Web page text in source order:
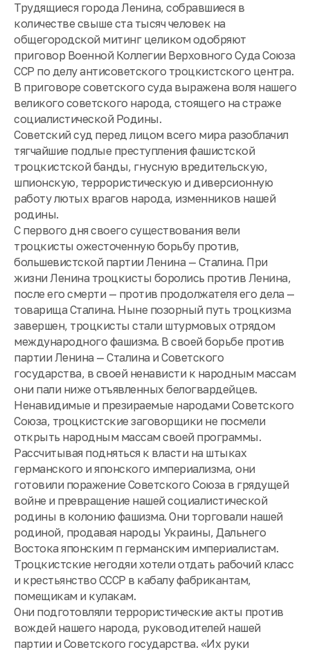
Трудящиеся города Ленина, собравшиеся в
количестве свыше ста тысяч человек на
общегородской митинг целиком одобряют
приговор Военной Коллегии Верховного Суда Союза
ССР по делу антисоветского троцкистского центра.
В приговоре советского суда выражена воля нашего
великого советского народа, стоящего на страже
социалистической Родины.
Советский суд перед лицом всего мира разоблачил
тягчайшие подлые преступления фашистской
троцкистской банды, гнусную вредительскую,
шпионскую, террористическую и диверсионную
работу лютых врагов народа, изменников нашей
родины.
С первого дня своего существования вели
троцкисты ожесточенную борьбу против,
большевистской партии Ленина — Сталина. При
жизни Ленина троцкисты боролись против Ленина,
после его смерти — против продолжателя его дела —
товарища Сталина. Ныне позорный путь троцкизма
завершен, троцкисты стали штурмовых отрядом
международного фашизма. В своей борьбе против
партии Ленина — Сталина и Советского
государства, в своей ненависти к народным массам
они пали ниже отъявленных белогвардейцев.
Ненавидимые и презираемые народами Советского
Союза, троцкистские заговорщики не посмели
открыть народным массам своей программы.
Рассчитывая подняться к власти на штыках
германского и японского империализма, они
готовили поражение Советского Союза в грядущей
войне и превращение нашей социалистической
родины в колонию фашизма. Они торговали нашей
родиной, продавая народы Украины, Дальнего
Востока японским п германским империалистам.
Троцкистские негодяи хотели отдать рабочий класс
и крестьянство СССР в кабалу фабрикантам,
помещикам и кулакам.
Они подготовляли террористические акты против
вождей нашего народа, руководителей нашей
партии и Советского государства. «Их руки